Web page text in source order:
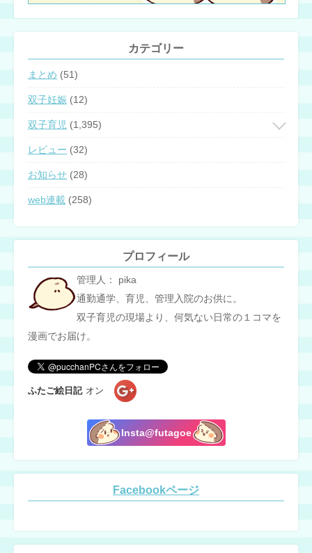
カテゴリー
まとめ (51)
双子妊娠 (12)
双子育児 (1,395)
レビュー (32)
お知らせ (28)
web連載 (258)
プロフィール
管理人： pika
通勤通学、育児、管理入院のお供に。
双子育児の現場より、何気ない日常の１コマを
漫画でお届け。
ふたご絵日記 オン
Insta@futagoe
Facebookページ